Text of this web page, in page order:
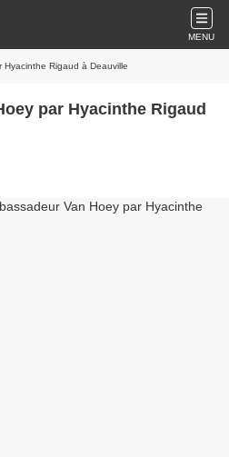
MENU
Rigaud à Deauville
par Hyacinthe Rigaud